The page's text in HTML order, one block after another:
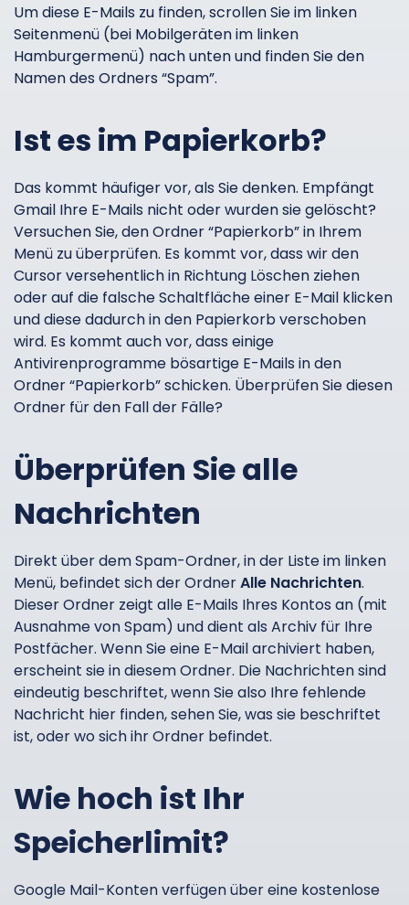
Um diese E-Mails zu finden, scrollen Sie im linken
Seitenmenü (bei Mobilgeräten im linken
Hamburgermenü) nach unten und finden Sie den
Namen des Ordners “Spam”.
Ist es im Papierkorb?
Das kommt häufiger vor, als Sie denken. Empfängt
Gmail Ihre E-Mails nicht oder wurden sie gelöscht?
Versuchen Sie, den Ordner “Papierkorb” in Ihrem
Menü zu überprüfen. Es kommt vor, dass wir den
Cursor versehentlich in Richtung Löschen ziehen
oder auf die falsche Schaltfläche einer E-Mail klicken
und diese dadurch in den Papierkorb verschoben
wird. Es kommt auch vor, dass einige
Antivirenprogramme bösartige E-Mails in den
Ordner “Papierkorb” schicken. Überprüfen Sie diesen
Ordner für den Fall der Fälle?
Überprüfen Sie alle
Nachrichten
Direkt über dem Spam-Ordner, in der Liste im linken
Menü, befindet sich der OrdnerAlle Nachrichten.
Dieser Ordner zeigt alle E-Mails Ihres Kontos an (mit
Ausnahme von Spam) und dient als Archiv für Ihre
Postfächer. Wenn Sie eine E-Mail archiviert haben,
erscheint sie in diesem Ordner. Die Nachrichten sind
eindeutig beschriftet, wenn Sie also Ihre fehlende
Nachricht hier finden, sehen Sie, was sie beschriftet
ist, oder wo sich ihr Ordner befindet.
Wie hoch ist Ihr
Speicherlimit?
Google Mail-Konten verfügen über eine kostenlose